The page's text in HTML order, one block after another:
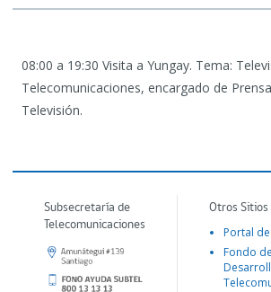
08:00 a 19:30 Visita a Yungay. Tema:
Telecomunicaciones, encargado de
Televisión.
Subsecretaría de
Telecomunicaciones
Otros
Portal
Fondo